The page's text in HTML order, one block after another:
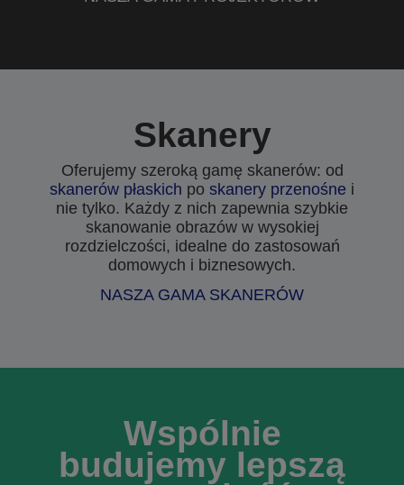
Skanery
Oferujemy szeroką gamę skanerów: od
skanerów płaskich po skanery przenośne i
nie tylko. Każdy z nich zapewnia szybkie
skanowanie obrazów w wysokiej
rozdzielczości, idealne do zastosowań
domowych i biznesowych.
NASZA GAMA SKANERÓW
Wspólnie
budujemy lepszą